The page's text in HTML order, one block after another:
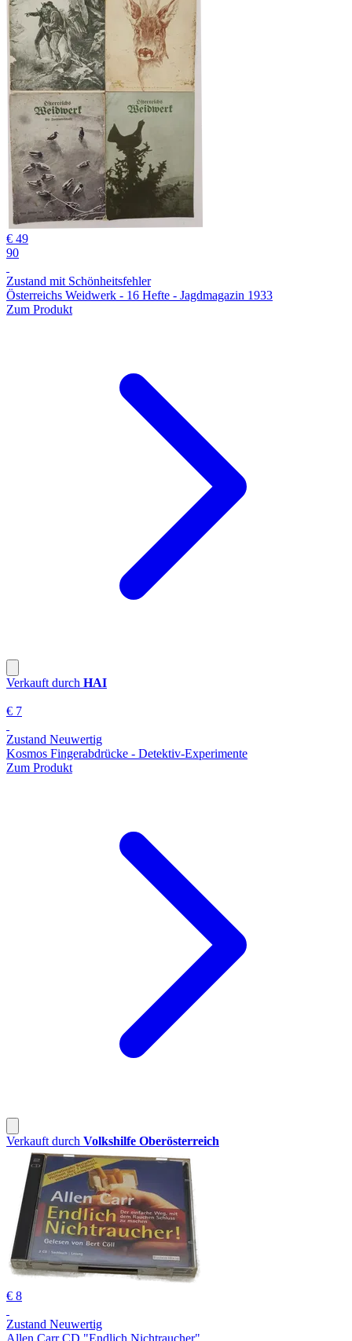
€ 49
90
Zustand mit Schönheitsfehler
Österreichs Weidwerk - 16 Hefte - Jagdmagazin 1933
Zum Produkt
Verkauft durch HAI
€ 7
Zustand Neuwertig
Kosmos Fingerabdrücke - Detektiv-Experimente
Zum Produkt
Verkauft durch Volkshilfe Oberösterreich
€ 8
Zustand Neuwertig
Allen Carr CD "Endlich Nichtraucher"